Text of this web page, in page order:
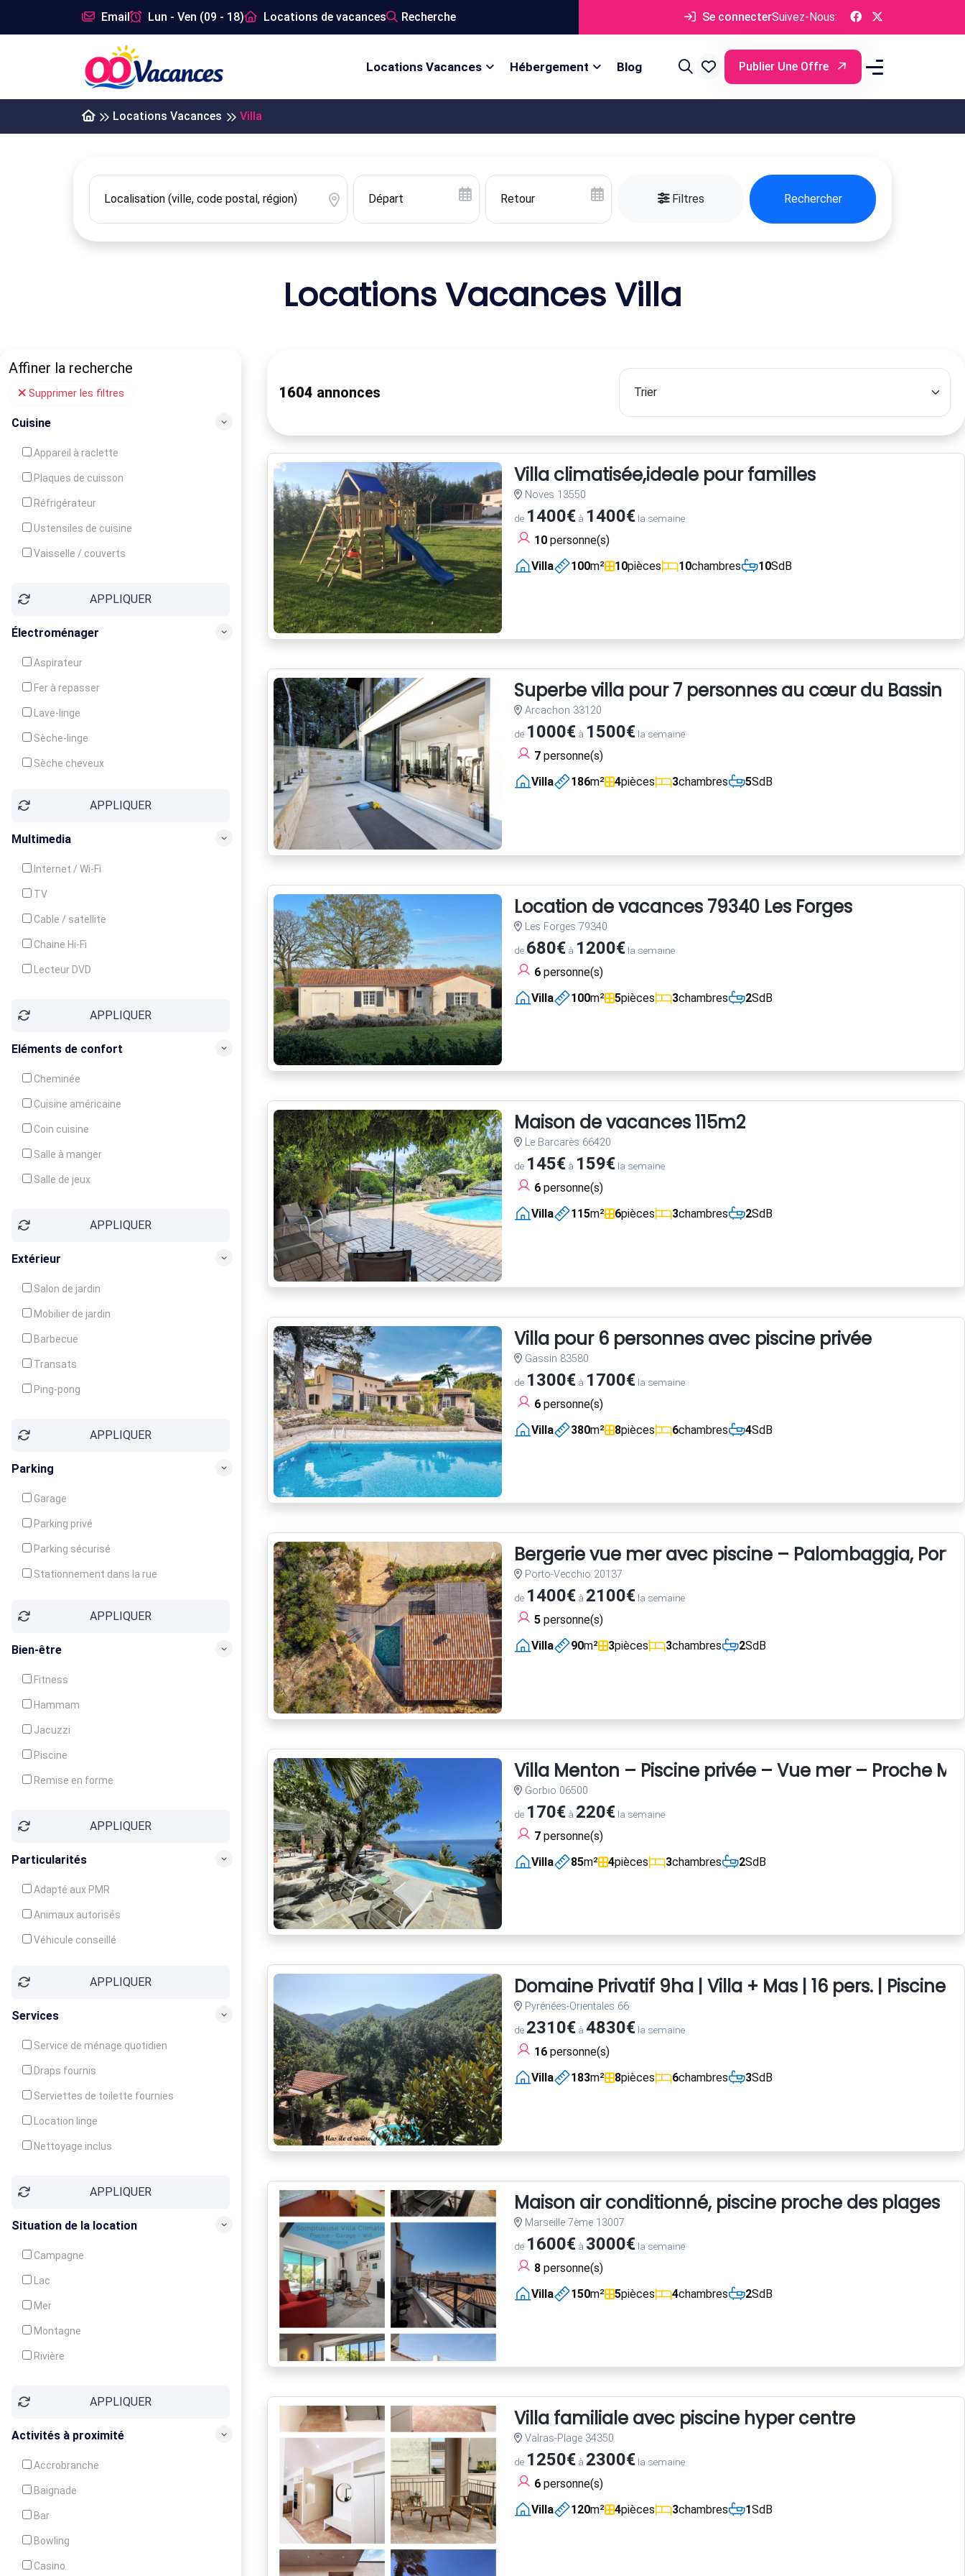
Email Lun - Ven (09 - 18) Locations de vacances Recherche Se connecterSuivez-Nous:
Locations Vacances Hébergement Blog Publier Une Offre
Locations Vacances Villa
Filtres Rechercher
Locations Vacances Villa
Affiner la recherche
Supprimer les filtres
Cuisine
Appareil à raclette
Plaques de cuisson
Réfrigérateur
Ustensiles de cuisine
Vaisselle / couverts
Congélateur
APPLIQUER
Électroménager
Aspirateur
Fer à repasser
Lave-linge
Sèche-linge
Sèche cheveux
APPLIQUER
Multimedia
Internet / Wi-Fi
TV
Cable / satellite
Chaine Hi-Fi
Lecteur DVD
APPLIQUER
Eléments de confort
Cheminée
Cuisine américaine
Coin cuisine
Salle à manger
Salle de jeux
Balcon / Terrasse
APPLIQUER
Extérieur
Salon de jardin
Mobilier de jardin
Barbecue
Transats
Ping-pong
Jeux d'enfantsAPPLIQUER
Parking
Garage
Parking privé
Parking sécurisé
Stationnement dans la rue
APPLIQUER
Bien-être
Fitness
Hammam
Jacuzzi
Piscine
Remise en forme
Soins du corpsAPPLIQUER
Particularités
Adapté aux PMR
Animaux autorisés
Véhicule conseillé
APPLIQUER
Services
Service de ménage quotidien
Draps fournis
Serviettes de toilette fournies
Location linge
Nettoyage inclus
Garde d'enfants
Crèche
APPLIQUER
Situation de la location
Campagne
Lac
Mer
Montagne
Rivière
APPLIQUER
Activités à proximité
Accrobranche
Baignade
Bar
Bowling
Casino
1604 annonces
Villa climatisée,ideale pour familles
Noves 13550
de 1400€à 1400€la semaine
10personne(s)
Villa
100m² 10pièces 10chambres 10SdB
Superbe villa pour 7 personnes au cœur du Bassin
Arcachon 33120
de 1000€à 1500€la semaine
7personne(s)
Villa
186m² 4pièces 3chambres 5SdB
Location de vacances 79340 Les Forges
Les Forges 79340
de 680€à 1200€la semaine
6personne(s)
Villa
100m² 5pièces 3chambres 2SdB
Maison de vacances 115m2
Le Barcarès 66420
de 145€à 159€la semaine
6personne(s)
Villa
115m² 6pièces 3chambres 2SdB
Villa pour 6 personnes avec piscine privée
Gassin 83580
de 1300€à 1700€la semaine
6personne(s)
Villa
380m² 8pièces 6chambres 4SdB
Bergerie vue mer avec piscine – Palombaggia,
Porto-Vecchio 20137
de 1400€à 2100€la semaine
5personne(s)
Villa
90m² 3pièces 3chambres 2SdB
Villa Menton – Piscine privée – Vue mer – Proche
Gorbio 06500
de 170€à 220€la semaine
7personne(s)
Villa
85m² 4pièces 3chambres 2SdB
Domaine Privatif 9ha | Villa + Mas | 16 pers. | Piscine
Pyrénées-Orientales 66
de 2310€à 4830€la semaine
16personne(s)
Villa
183m² 8pièces 6chambres 3SdB
Maison air conditionné, piscine proche des plages
Marseille 7ème 13007
de 1600€à 3000€la semaine
8personne(s)
Villa
150m² 5pièces 4chambres 2SdB
Villa familiale avec piscine hyper centre
Valras-Plage 34350
de 1250€à 2300€la semaine
6personne(s)
Villa
120m² 4pièces 3chambres 1SdB